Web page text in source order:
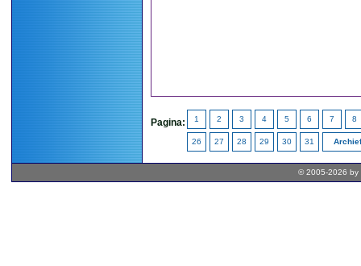
Pagina: 1 2 3 4 5 6 7 8
26 27 28 29 30 31
© 2005-2026 by